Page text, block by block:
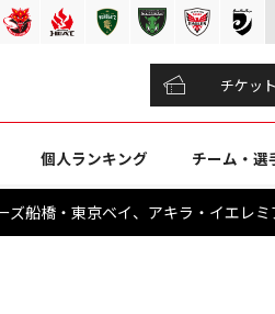
チケッ
個人ランキング チーム・選
ズ船橋・東京ベイ、アキラ・イエレ